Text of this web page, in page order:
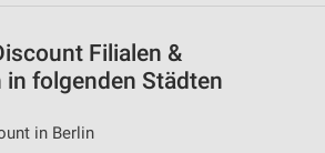
Filialen &
folgenden Städten
in Berlin